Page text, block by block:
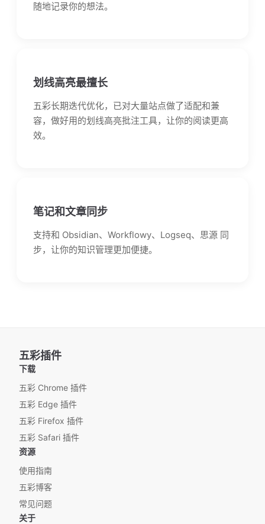
随地记录你的想法。
划线高亮最擅长
五彩长期迭代优化，已对大量站点做了适配和兼
容，做好用的划线高亮批注工具，让你的阅读更高
效。
笔记和文章同步
支持和 Obsidian、Workflowy、Logseq、思源 同
步，让你的知识管理更加便捷。
五彩插件
下载
五彩 Chrome 插件
五彩 Edge 插件
五彩 Firefox 插件
五彩 Safari 插件
资源
使用指南
五彩博客
常见问题
关于